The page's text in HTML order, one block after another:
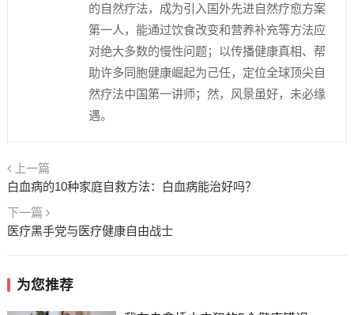
的自然疗法，成为引入国外先进自然疗愈方案
第一人，能通过饮食改变和营养补充等方法应
对绝大多数的慢性问题；以传播健康真相、帮
助许多同胞健康崛起为己任，定位全球顶尖自
然疗法中国第一讲师；然，风景虽好，未必缘
遇。
上一篇
白血病的10种家庭自救方法：白血病能治好吗？
下一篇
医疗黑手党与医疗健康自由战士
为您推荐